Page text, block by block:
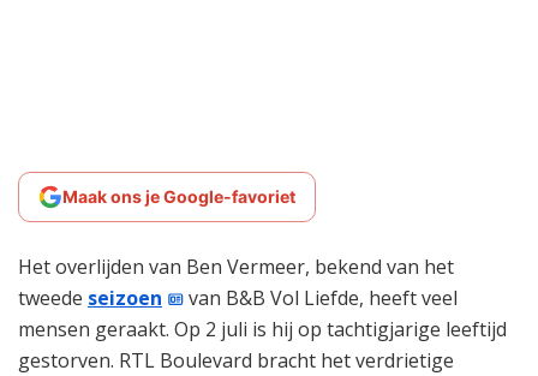
Maak ons je Google-favoriet
Het overlijden van Ben Vermeer, bekend van het
tweede seizoen
van B&B Vol Liefde, heeft veel
mensen geraakt. Op 2 juli is hij op tachtigjarige leeftijd
gestorven. RTL Boulevard bracht het verdrietige